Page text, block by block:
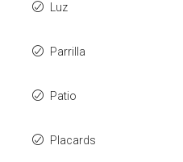
Luz
Parrilla
Patio
Placards